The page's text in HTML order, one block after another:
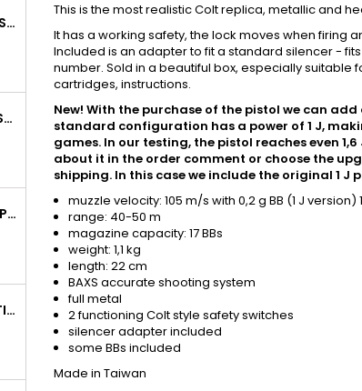
PREMIUM 6 MM AIRSOFT BBS 0,20 G - 1000 KOGELS, NO-JAM, RECHT SCHIETEND
AIRSOFT CO2 CAPSULES 12G 5-PAK - GEMAAKT IN HONGARIJE, EU, PREMIUM KWALITEIT
AIRSOFT WALTHER PPK/S VEERPISTOOL
LUGER P08 KRACHTIG VOLLEMETAAL CO2 AIRSOFT PISTOOL - UMAREX LEGENDS
This is the most realistic Colt replica, metallic and
It has a working safety, the lock moves when firing
Included is an adapter to fit a standard silencer -
number. Sold in a beautiful box, especially suitable
cartridges, instructions.
New! With the purchase of the pistol we can
standard configuration has a power of 1 J,
games. In our testing, the pistol reaches even
about it in the order comment or choose the
shipping. In this case we include the original 1 J
muzzle velocity: 105 m/s with 0,2 g BB (1 J version)
range: 40-50 m
magazine capacity: 17 BBs
weight: 1,1 kg
length: 22 cm
BAXS accurate shooting system
full metal
2 functioning Colt style safety switches
silencer adapter included
some BBs included
Made in Taiwan